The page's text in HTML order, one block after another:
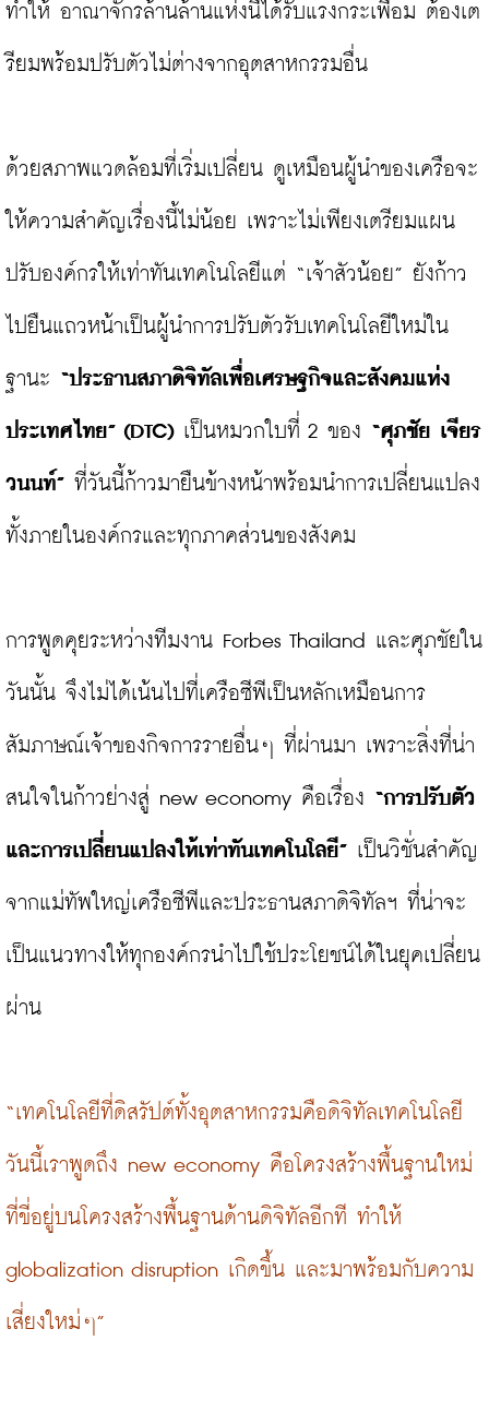
ทำให้ อาณาจักรล้านล้านแห่งนี้ได้รับแรงกระเพื่อม ต้องเต
รียมพร้อมปรับตัวไม่ต่างจากอุตสาหกรรมอื่น
ด้วยสภาพแวดล้อมที่เริ่มเปลี่ยน ดูเหมือนผู้นำของเครือจะ
ให้ความสำคัญเรื่องนี้ไม่น้อย เพราะไม่เพียงเตรียมแผน
ปรับองค์กรให้เท่าทันเทคโนโลยีแต่ “เจ้าสัวน้อย” ยังก้าว
ไปยืนแถวหน้าเป็นผู้นำการปรับตัวรับเทคโนโลยีใหม่ใน
ฐานะ “ประธานสภาดิจิทัลเพื่อเศรษฐกิจและสังคมแห่ง
ประเทศไทย” (DTC) เป็นหมวกใบที่ 2 ของ “ศุภชัย เจียร
วนนท์” ที่วันนี้ก้าวมายืนข้างหน้าพร้อมนำการเปลี่ยนแปลง
ทั้งภายในองค์กรและทุกภาคส่วนของสังคม
การพูดคุยระหว่างทีมงาน Forbes Thailand และศุภชัยใน
วันนั้น จึงไม่ได้เน้นไปที่เครือซีพีเป็นหลักเหมือนการ
สัมภาษณ์เจ้าของกิจการรายอื่นๆ ที่ผ่านมา เพราะสิ่งที่น่า
สนใจในก้าวย่างสู่ new economy คือเรื่อง “การปรับตัว
และการเปลี่ยนแปลงให้เท่าทันเทคโนโลยี” เป็นวิชั่นสำคัญ
จากแม่ทัพใหญ่เครือซีพีและประธานสภาดิจิทัลฯ ที่น่าจะ
เป็นแนวทางให้ทุกองค์กรนำไปใช้ประโยชน์ได้ในยุคเปลี่ยน
ผ่าน
“เทคโนโลยีที่ดิสรัปต์ทั้งอุตสาหกรรมคือดิจิทัลเทคโนโลยี
วันนี้เราพูดถึง new economy คือโครงสร้างพื้นฐานใหม่
ที่ขี่อยู่บนโครงสร้างพื้นฐานด้านดิจิทัลอีกที ทำให้
globalization disruption เกิดขึ้น และมาพร้อมกับความ
เสี่ยงใหม่ๆ”